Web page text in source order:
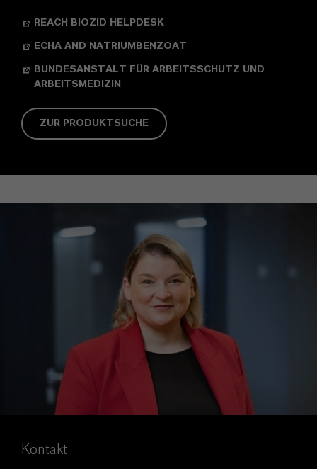
REACH BIOZID HELPDESK
ECHA AND NATRIUMBENZOAT
BUNDESANSTALT FÜR ARBEITSSCHUTZ UND
ARBEITSMEDIZIN
ZUR PRODUKTSUCHE
Kontakt